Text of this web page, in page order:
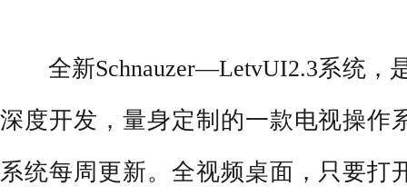
全新Schnauzer—LetvUI2.3系统，
深度开发，量身定制的一款电视操作
系统每周更新。全视频桌面，只要打